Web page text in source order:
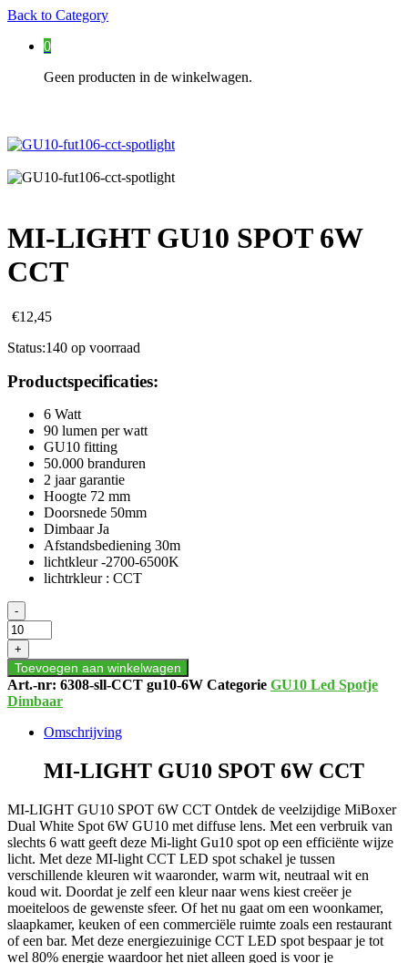
Back to Category
0
Geen producten in de winkelwagen.
MI-LIGHT GU10 SPOT 6W
CCT
€12,45
Status:140 op voorraad
Productspecificaties:
6 Watt
90 lumen per watt
GU10 fitting
50.000 branduren
2 jaar garantie
Hoogte 72 mm
Doorsnede 50mm
Dimbaar Ja
Afstandsbediening 30m
lichtkleur -2700-6500K
lichtrkleur : CCT
MI-
LIGHT
GU10
SPOT
6W
CCT
aantal
-
+
Toevoegen aan winkelwagen
Art.-nr: 6308-sll-CCT gu10-6W Categorie GU10 Led Spotje
Dimbaar
Omschrijving
MI-LIGHT GU10 SPOT 6W CCT
MI-LIGHT GU10 SPOT 6W CCT Ontdek de veelzijdige MiBoxer
Dual White Spot 6W GU10 met diffuse lens. Met een verbruik van
slechts 6 watt geeft deze Mi-light Gu10 spot op een efficiënte wijze
licht. Met deze MI-light CCT LED spot schakel je tussen
verschillende kleuren wit waaronder, warm wit, neutraal wit en
koud wit. Doordat je zelf een kleur naar wens kiest creëer je
moeiteloos de gewenste sfeer. Of het nu gaat om een woonkamer,
slaapkamer, keuken of een commerciële ruimte zoals een restaurant
of een bar. Met deze energiezuinige CCT LED spot bespaar je tot
wel 80% energie waardoor het niet alleen goed is voor je